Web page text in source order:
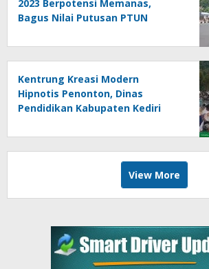
2023 Berpotensi Memanas,
Bagus Nilai Putusan PTUN
Kentrung Kreasi Modern
Hipnotis Penonton, Dinas
Pendidikan Kabupaten Kediri
View More